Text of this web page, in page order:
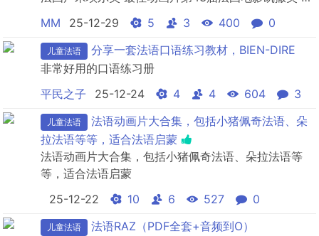
佳动画片孩子特别喜爱。
MM 25-12-29 5 3 400 0
儿童法语
分享一套法语口语练习教材，BIEN-DIRE
非常好用的口语练习册
平民之子
25-12-24 4 4 604 3
儿童法语
法语动画片大合集，包括小猪佩奇法语、朵
拉法语等等，适合法语启蒙
法语动画片大合集，包括小猪佩奇法语、朵拉法语等
等，适合法语启蒙
25-12-22
10 6 527 0
儿童法语
法语RAZ（PDF全套+音频到O）